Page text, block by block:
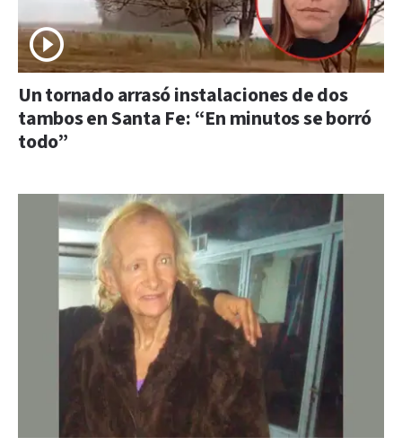
Un tornado arrasó instalaciones de dos
tambos en Santa Fe: “En minutos se borró
todo”